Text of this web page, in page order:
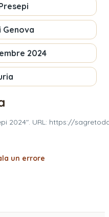
Genova
2024
2024". URL: https://
un errore